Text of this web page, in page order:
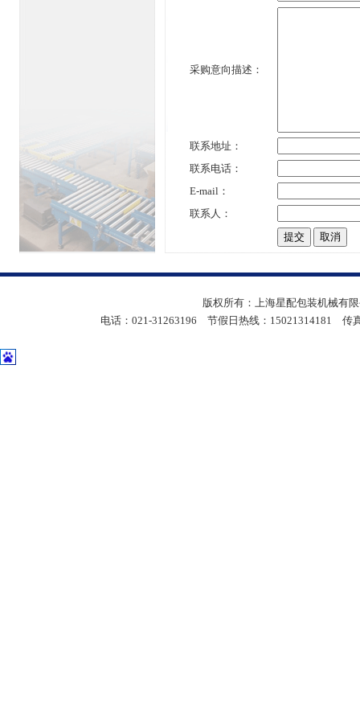
采购意向描述：
联系地址：
联系电话：
E-mail：
联系人：
版权所有：上海星配包装机械有
电话：021-31263196 节假日热线：15021314181 传